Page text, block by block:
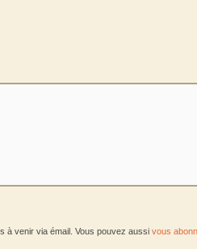
à venir via émail. Vous pouvez aussi vous